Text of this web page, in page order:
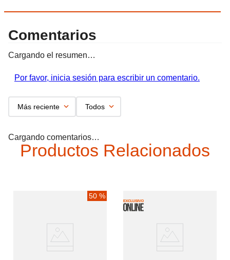
Comentarios
Cargando el resumen…
Por favor, inicia sesión para escribir un comentario.
Más reciente Todos
Cargando comentarios…
Productos Relacionados
50 %